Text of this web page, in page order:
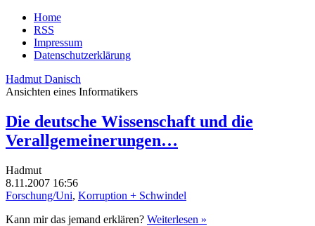
Home
RSS
Impressum
Datenschutzerklärung
Hadmut Danisch
Ansichten eines Informatikers
Die deutsche Wissenschaft und die
Verallgemeinerungen…
Hadmut
8.11.2007 16:56
Forschung/Uni, Korruption + Schwindel
Kann mir das jemand erklären? Weiterlesen »